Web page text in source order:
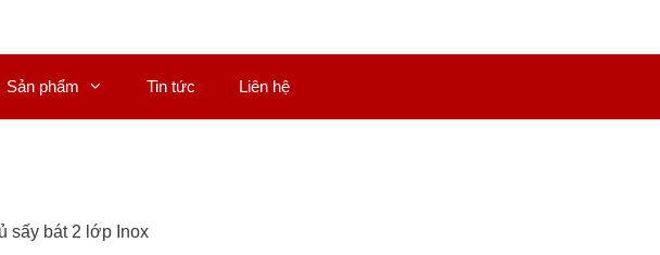
Sản phẩm Tin tức Liên hệ
sấy bát 2 lớp Inox